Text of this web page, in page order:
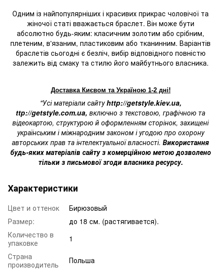
Одним із найпопулярніших і красивих прикрас чоловічої та
жіночої статі вважається браслет. Він може бути
абсолютно будь-яким: класичним золотим або срібним,
плетеним, в'язаним, пластиковим або тканинним. Варіантів
браслетів сьогодні є безліч, вибір відповідного повністю
залежить від смаку та стилю його майбутнього власника.
Доставка Києвом та Україною 1-2 дні!
"Усі матеріали сайтуhttp://getstyle.kiev.ua,
ttp://getstyle.com.ua, включно з текстовою, графічною та
відеокартою, структурою й оформленням сторінок, захищені
українським і міжнародним законом і угодою про охорону
авторських прав та інтелектуальної власності. Використання
будь-яких матеріалів сайту з комерційною метою дозволено
тільки з письмової згоди власника ресурсу.
Характеристики
Цвет и оттенок
Бирюзовый
Размер:
до 18 см. (растягивается).
Количество в
упаковке
1
Страна
производитель
Польша